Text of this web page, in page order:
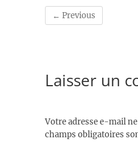
← Previous
Laisser un
Votre adresse e-mail
champs obligatoires